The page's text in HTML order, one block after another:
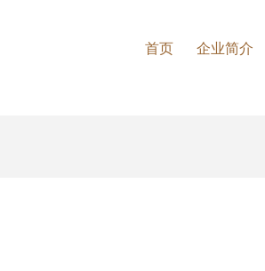
首页 企业简介